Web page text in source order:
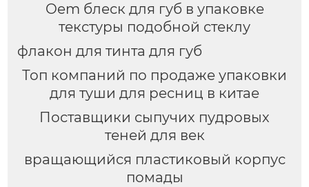
Oem блеск для губ в упаковке
текстуры подобной стеклу
флакон для тинта для губ
Топ компаний по продаже упаковки
для туши для ресниц в китае
Поставщики сыпучих пудровых
теней для век
вращающийся пластиковый корпус
помады